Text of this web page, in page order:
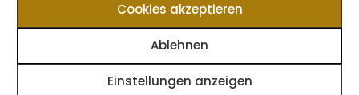
Cookies akzeptieren
Ablehnen
Einstellungen anzeigen